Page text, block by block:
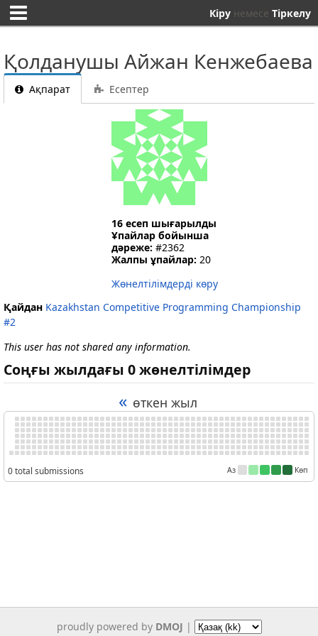
Кіру немесе Тіркелу
Қолданушы Айжан Кенжебаева
Ақпарат Есептер
16 есеп шығарылды
Ұпайлар бойынша
дәреже: #2362
Жалпы ұпайлар: 20
Жөнелтілімдерді көру
Қайдан Kazakhstan Competitive Programming Championship
#2
This user has not shared any information.
Соңғы жылдағы 0 жөнелтілімдер
« өткен жыл
0 total submissions Аз Көп
proudly powered by DMOJ |